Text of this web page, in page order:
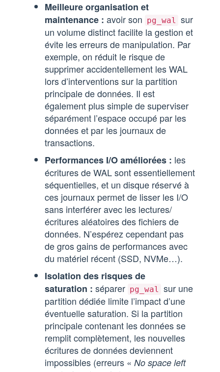
Meilleure organisation et
maintenance : avoir son pg_wal sur
un volume distinct facilite la gestion et
évite les erreurs de manipulation. Par
exemple, on réduit le risque de
supprimer accidentellement les WAL
lors d’interventions sur la partition
principale de données. Il est
également plus simple de superviser
séparément l’espace occupé par les
données et par les journaux de
transactions.
Performances I/O améliorées : les
écritures de WAL sont essentiellement
séquentielles, et un disque réservé à
ces journaux permet de lisser les I/O
sans interférer avec les lectures/
écritures aléatoires des fichiers de
données. N’espérez cependant pas
de gros gains de performances avec
du matériel récent (SSD, NVMe…).
Isolation des risques de
saturation : séparer pg_wal sur une
partition dédiée limite l’impact d’une
éventuelle saturation. Si la partition
principale contenant les données se
remplit complètement, les nouvelles
écritures de données deviennent
impossibles (erreurs « No space left